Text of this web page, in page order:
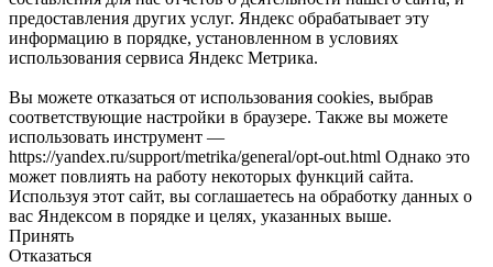
предоставления других услуг. Яндекс обрабатывает эту
информацию в порядке, установленном в условиях
использования сервиса Яндекс Метрика.
Вы можете отказаться от использования cookies, выбрав
соответствующие настройки в браузере. Также вы можете
использовать инструмент —
https://yandex.ru/support/metrika/general/opt-out.html Однако это
может повлиять на работу некоторых функций сайта.
Используя этот сайт, вы соглашаетесь на обработку данных о
вас Яндексом в порядке и целях, указанных выше.
Принять
Отказаться